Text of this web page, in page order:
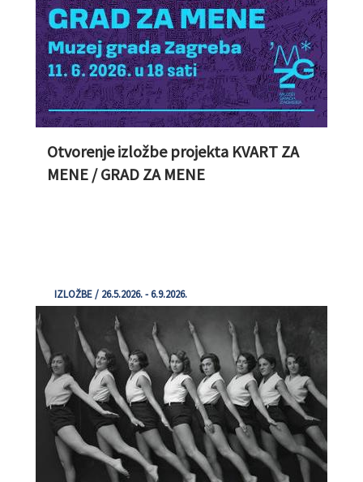
Otvorenje izložbe projekta KVART ZA
MENE / GRAD ZA MENE
IZLOŽBE / 26.5.2026. - 6.9.2026.